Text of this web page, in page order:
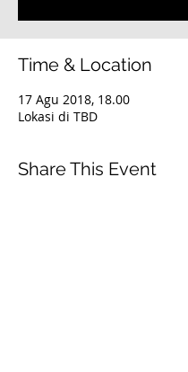
Time & Location
17 Agu 2018, 18.00
Lokasi di TBD
Share This Event